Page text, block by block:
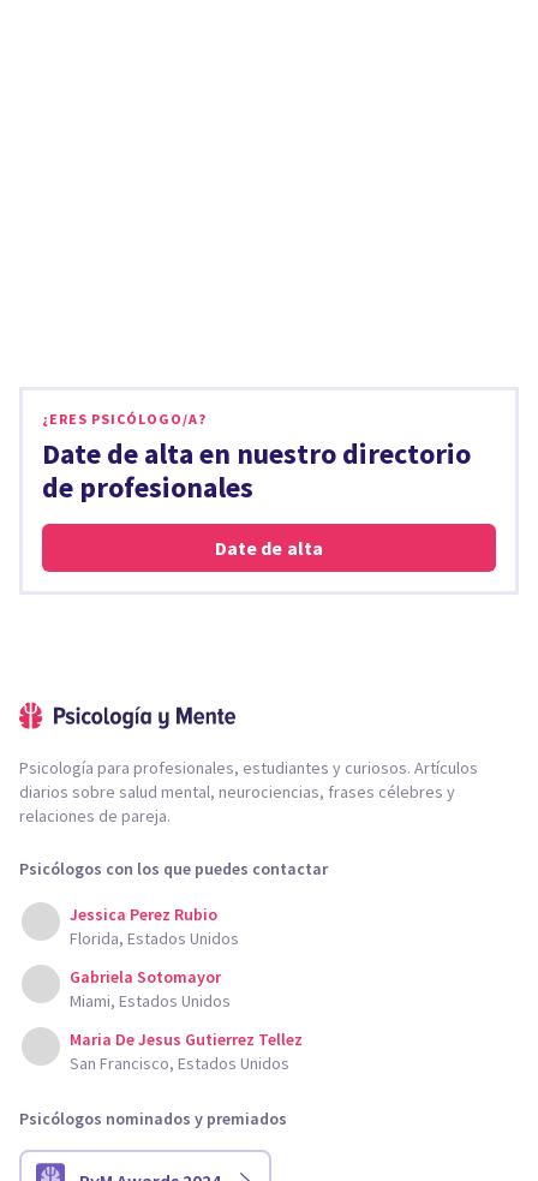
¿ERES PSICÓLOGO/A?
Date de alta en nuestro directorio
de profesionales
Date de alta
Psicología para profesionales, estudiantes y curiosos. Artículos
diarios sobre salud mental, neurociencias, frases célebres y
relaciones de pareja.
Psicólogos con los que puedes contactar
Jessica Perez Rubio
Florida, Estados Unidos
Gabriela Sotomayor
Miami, Estados Unidos
Maria De Jesus Gutierrez Tellez
San Francisco, Estados Unidos
Psicólogos nominados y premiados